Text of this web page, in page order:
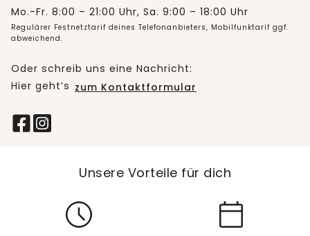
Mo.-Fr. 8:00 – 21:00 Uhr, Sa. 9:00 – 18:00 Uhr
Regulärer Festnetztarif deines Telefonanbieters, Mobilfunktarif ggf.
abweichend.
Oder schreib uns eine Nachricht:
Hier geht’s zum Kontaktformular
Unsere Vorteile für dich